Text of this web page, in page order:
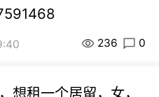
236 0
想租一个居留，女，